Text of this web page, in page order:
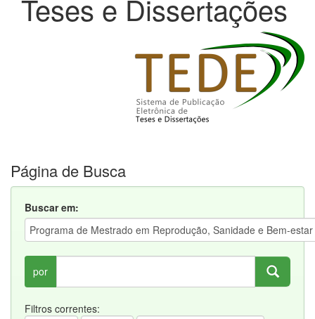
Teses e Dissertações
Página de Busca
Buscar em:
por
Filtros correntes: